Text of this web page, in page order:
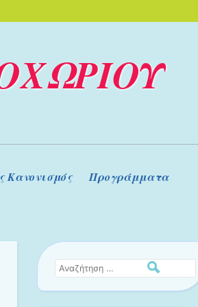
Κανονισμός
Προγράμματα
Αναζήτηση